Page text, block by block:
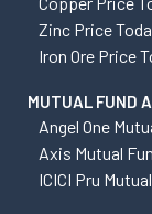
Zinc Price
Iron Ore Price
MUTUAL FUND
Angel One
Axis Mutual
ICICI Pru